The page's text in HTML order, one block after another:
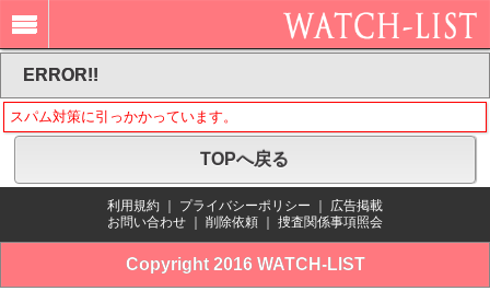
ERROR!!
スパム対策に引っかかっています。
TOPへ戻る
利用規約 プライバシーポリシー
広告掲載
お問い合わせ
削除依頼 捜査関係事項照会
Copyright 2016 WATCH-LIST